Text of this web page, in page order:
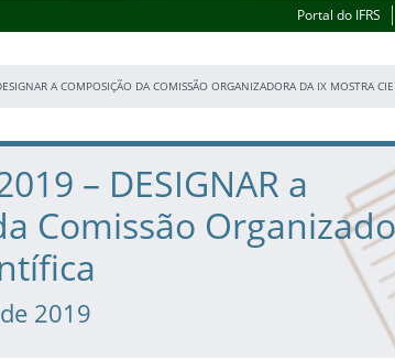
Portal do IFRS
A COMPOSIÇÃO DA COMISSÃO ORGANIZADORA DA IX MOSTRA
– DESIGNAR a
Comissão
2019